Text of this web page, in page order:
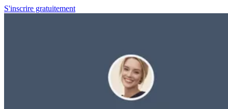
S'inscrire gratuitement